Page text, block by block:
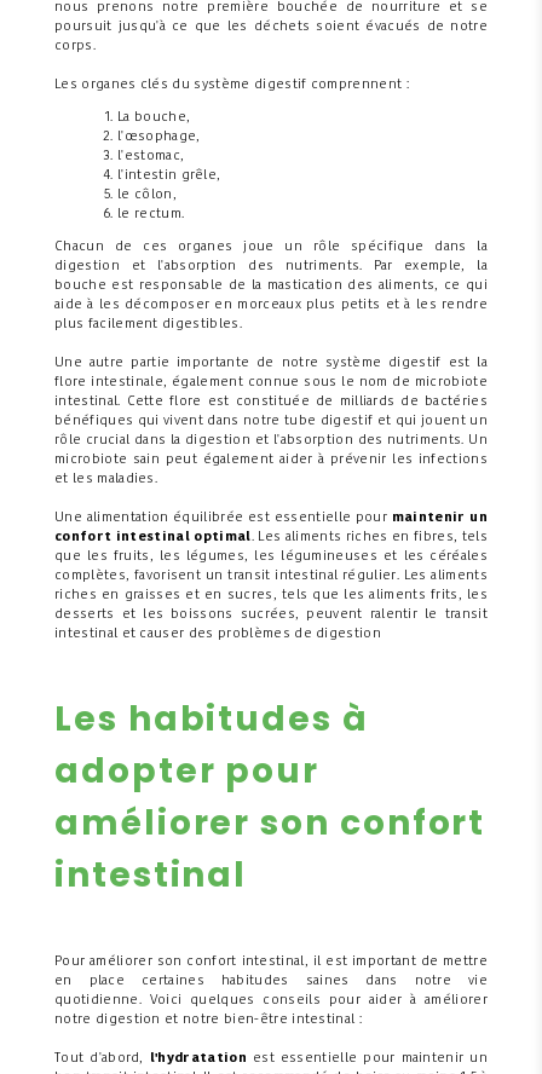
nous prenons notre première bouchée de nourriture et se
poursuit jusqu'à ce que les déchets soient évacués de notre
corps.
Les organes clés du système digestif comprennent :
La bouche,
l'œsophage,
l'estomac,
l'intestin grêle,
le côlon,
le rectum.
Chacun de ces organes joue un rôle spécifique dans la
digestion et l'absorption des nutriments. Par exemple, la
bouche est responsable de la mastication des aliments, ce qui
aide à les décomposer en morceaux plus petits et à les rendre
plus facilement digestibles.
Une autre partie importante de notre système digestif est la
flore intestinale, également connue sous le nom de microbiote
intestinal. Cette flore est constituée de milliards de bactéries
bénéfiques qui vivent dans notre tube digestif et qui jouent un
rôle crucial dans la digestion et l'absorption des nutriments. Un
microbiote sain peut également aider à prévenir les infections
et les maladies.
Une alimentation équilibrée est essentielle pour maintenir un
confort intestinal optimal. Les aliments riches en fibres, tels
que les fruits, les légumes, les légumineuses et les céréales
complètes, favorisent un transit intestinal régulier. Les aliments
riches en graisses et en sucres, tels que les aliments frits, les
desserts et les boissons sucrées, peuvent ralentir le transit
intestinal et causer des problèmes de digestion
Les habitudes à
adopter pour
améliorer son confort
intestinal
Pour améliorer son confort intestinal, il est important de mettre
en place certaines habitudes saines dans notre vie
quotidienne. Voici quelques conseils pour aider à améliorer
notre digestion et notre bien-être intestinal :
Tout d'abord, l'hydratation est essentielle pour maintenir un